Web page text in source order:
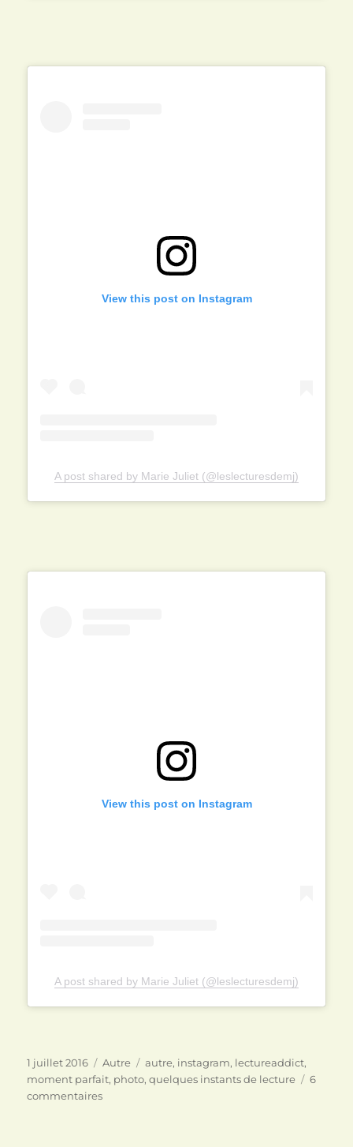
View this post on Instagram
A post shared by Marie Juliet (@leslecturesdemj)
View this post on Instagram
A post shared by Marie Juliet (@leslecturesdemj)
Publié
le
1 juillet 2016 Catégories
Autre Étiquettes
autre, instagram, lectureaddict,
moment parfait, photo,quelques instants de lecture
6
commentairessur